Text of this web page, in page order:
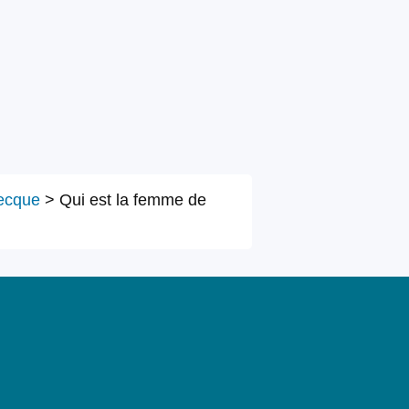
> Qui est la femme de